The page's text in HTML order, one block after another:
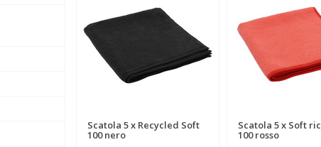
Scatola 5 x Recycled Soft
100 nero
Scatola 5 x Soft
100 rosso